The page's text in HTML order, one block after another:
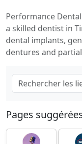
Performance
a skilled dentist in
dental implants,
dentures and
Pages